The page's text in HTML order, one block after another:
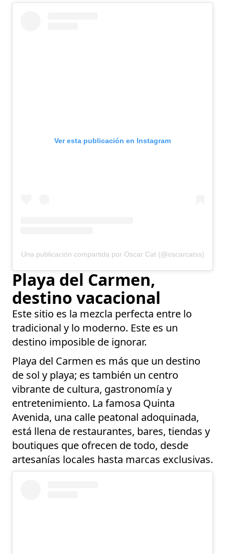
Ver esta publicación en Instagram
Una publicación compartida por Oscar Cat (@oscarcatss)
Playa del Carmen,
destino vacacional
Este sitio es la mezcla perfecta entre lo
tradicional y lo moderno. Este es un
destino imposible de ignorar.
Playa del Carmen es más que un destino
de sol y playa; es también un centro
vibrante de cultura, gastronomía y
entretenimiento. La famosa Quinta
Avenida, una calle peatonal adoquinada,
está llena de restaurantes, bares, tiendas y
boutiques que ofrecen de todo, desde
artesanías locales hasta marcas exclusivas.